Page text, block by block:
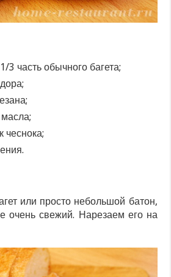
3 часть обычного багета;
масла;
чеснока;
или просто небольшой батон,
очень свежий. Нарезаем его на